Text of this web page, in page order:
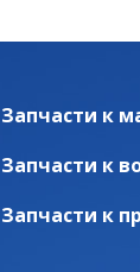
Запчасти к
Запчасти к
Запчасти к